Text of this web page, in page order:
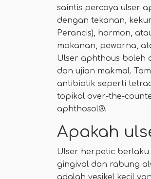
saintis percaya ulser
dengan tekanan,
Perancis), hormon,
makanan, pewarna,
Ulser aphthous boleh
dan ujian makmal.
antibiotik seperti
topikal over-the-
aphthosol®.
Apakah
Ulser herpetic berlaku
gingival dan rabung
adalah vesikel kecil